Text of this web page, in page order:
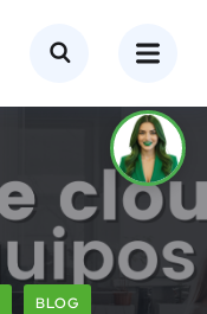
BLOG